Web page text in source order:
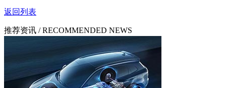
返回列表
推荐资讯 / RECOMMENDED NEWS